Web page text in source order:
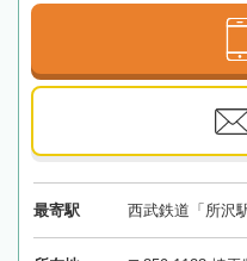
最寄駅 西武鉄道「所沢